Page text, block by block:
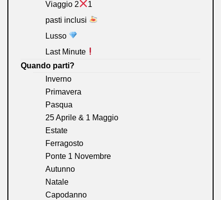
Viaggio 2
1
pasti inclusi
Lusso
Last Minute
Quando parti?
Inverno
Primavera
Pasqua
25 Aprile & 1 Maggio
Estate
Ferragosto
Ponte 1 Novembre
Autunno
Natale
Capodanno